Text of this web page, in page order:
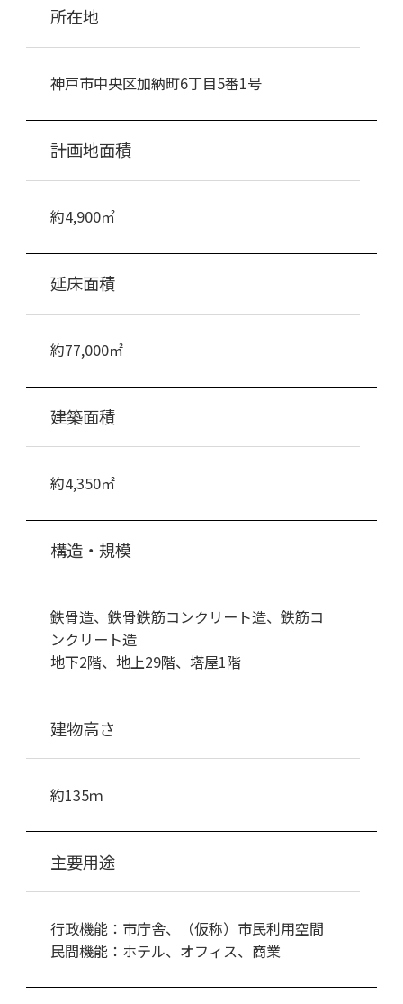
所在地
神戸市中央区加納町6丁目5番1号
計画地面積
約4,900㎡
延床面積
約77,000㎡
建築面積
約4,350㎡
構造・規模
鉄骨造、鉄骨鉄筋コンクリート造、鉄筋コ
ンクリート造
地下2階、地上29階、塔屋1階
建物高さ
約135ｍ
主要用途
行政機能：市庁舎、（仮称）市民利用空間
民間機能：ホテル、オフィス、商業